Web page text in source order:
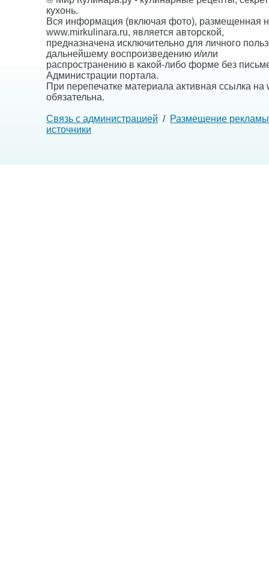
кухонь.
Вся информация (включая фото), размещенная
www.mirkulinara.ru, является авторской,
предназначена исключительно для личного
дальнейшему воспроизведению и/или
распространению в какой-либо форме без
Администрации портала.
При перепечатке материала активная ссылка на
обязательна.
Связь с администрацией / Размещение рекламы
источники